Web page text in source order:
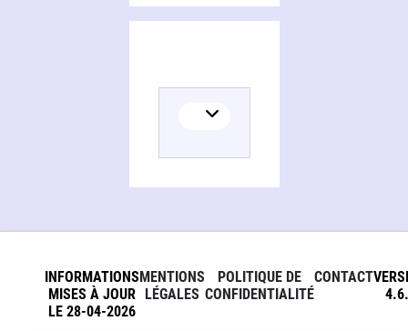
INFORMATIONS
MISES À JOUR
LE 28-04-2026
MENTIONS
LÉGALES
POLITIQUE DE
CONFIDENTIALITÉ
CONTACT